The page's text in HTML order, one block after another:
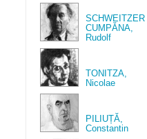
SCHWEITZER
CUMPĂNA,
Rudolf
TONITZA,
Nicolae
PILIUȚĂ,
Constantin